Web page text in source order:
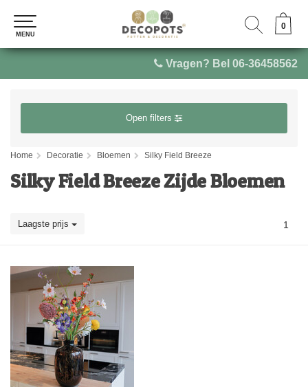
Vragen? Bel 06-36458562
0
MENU
0
MENU
Open filters
Home Decoratie Bloemen Silky Field Breeze
Silky Field Breeze Zijde Bloemen
Laagste prijs 1